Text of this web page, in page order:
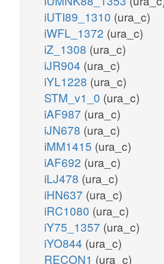
iUTI89_1310 (ura_c)
iWFL_1372 (ura_c)
iZ_1308 (ura_c)
iJR904 (ura_c)
iYL1228 (ura_c)
STM_v1_0 (ura_c)
iAF987 (ura_c)
iJN678 (ura_c)
iMM1415 (ura_c)
iAF692 (ura_c)
iLJ478 (ura_c)
iHN637 (ura_c)
iRC1080 (ura_c)
iY75_1357 (ura_c)
iYO844 (ura_c)
RECON1 (ura_c)